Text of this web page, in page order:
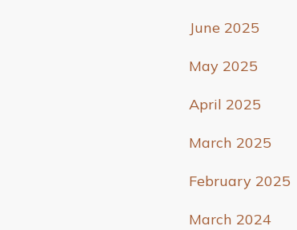
June 2025
May 2025
April 2025
March 2025
February 2025
March 2024